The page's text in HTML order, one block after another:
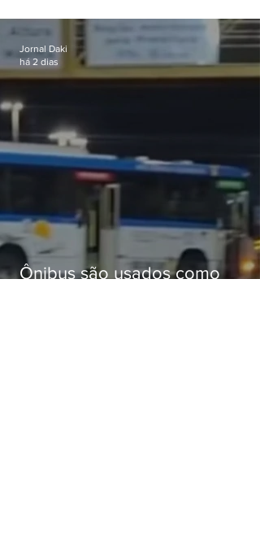
passagens
Ônibus são usados como
Jornal Daki
há 2 dias